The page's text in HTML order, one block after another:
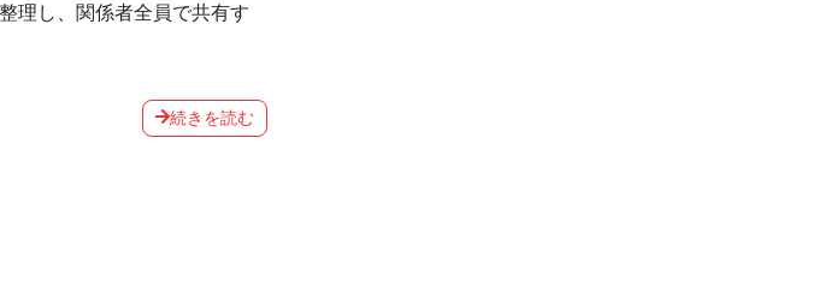
理し、関係者全員で共有す
続きを読む